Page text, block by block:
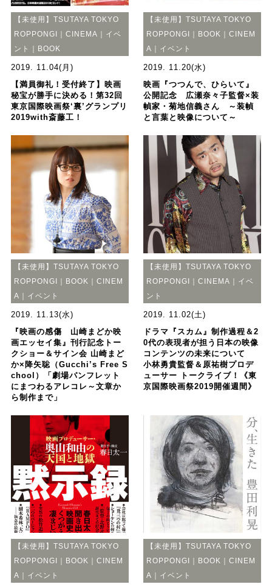
【未使用】TSUTAYA TOKYO
ROPPONGI｜CINEMA｜イベ
ント｜BOOK
2019. 11.04(月)
【満員御礼！受付終了】映画
秘宝が勝手に決める！第32回
東京国際映画祭‘裏’グランプリ
2019with斎藤工！
【未使用】TSUTAYA TOKYO
ROPPONGI｜BOOK｜CINEM
A｜イベント
2019. 11.20(水)
映画『つつんで、ひらいて』
公開記念 広瀬奈々子監督×装
幀家・菊地信義さん ～装幀
と言葉と映像について～
【未使用】TSUTAYA TOKYO
ROPPONGI｜BOOK｜CINEM
A｜イベント
2019. 11.13(水)
『映画の感傷 山崎まどか映
画エッセイ集』刊行記念トー
クショー＆サイン会 山崎まど
か×降矢聡（Gucchi’s Free S
chool）「劇場パンフレット
にまつわるアレコレ～文章か
ら制作まで」
【未使用】TSUTAYA TOKYO
ROPPONGI｜CINEMA｜イベ
ント
2019. 11.02(土)
ドラマ『スカム』制作過程＆2
0代の表現者が担う日本の映像
コンテンツの未来について
小林勇貴監督＆原祐樹プロデ
ューサー トークライブ！《東
京国際映画祭2019開催週間》
【未使用】TSUTAYA TOKYO
ROPPONGI｜BOOK｜CINEM
A｜イベント
【未使用】TSUTAYA TOKYO
ROPPONGI｜BOOK｜CINEM
A｜イベント